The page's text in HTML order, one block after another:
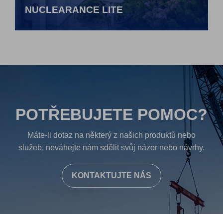
NUCLEARANCE LITE
POTŘEBUJETE POMOC?
Máte-li dotaz na některý z našich produktů nebo
služeb, neváhejte nám sdělit svůj názor nebo návrhy.
KONTAKTUJTE NÁS